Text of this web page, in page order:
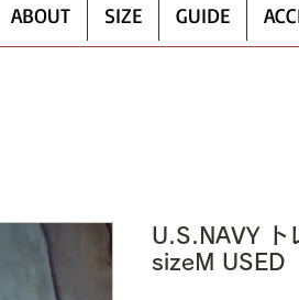
ABOUT SIZE GUIDE
U.S.NAVY ト
sizeM USED